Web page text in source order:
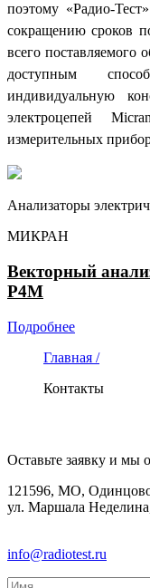
поэтому «Радио-
сокращению сроков
всего
доступным
индивидуальную
электроцепей
измерительных
Анализаторы
МИКРАН
Векторный
Р4М
Подробнее
Главная /
Контакты
Оставьте заявку и мы
121596, МО,
ул. Маршала
info@radiotest.ru